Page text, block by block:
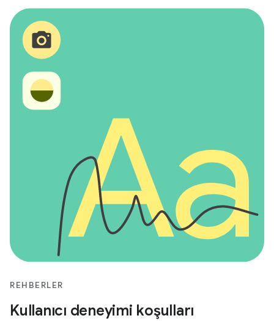
REHBERLER
Kullanıcı deneyimi koşulları